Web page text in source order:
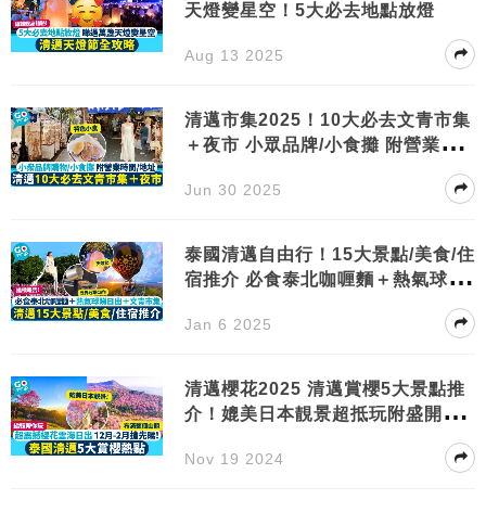
天燈變星空！5大必去地點放燈
Aug 13 2025
清邁市集2025！10大必去文青市集
＋夜市 小眾品牌/小食攤 附營業時
Jun 30 2025
泰國清邁自由行！15大景點/美食/住
宿推介 必食泰北咖喱麵＋熱氣球睇
Jan 6 2025
清邁櫻花2025 清邁賞櫻5大景點推
介！媲美日本靚景超抵玩附盛開日
Nov 19 2024